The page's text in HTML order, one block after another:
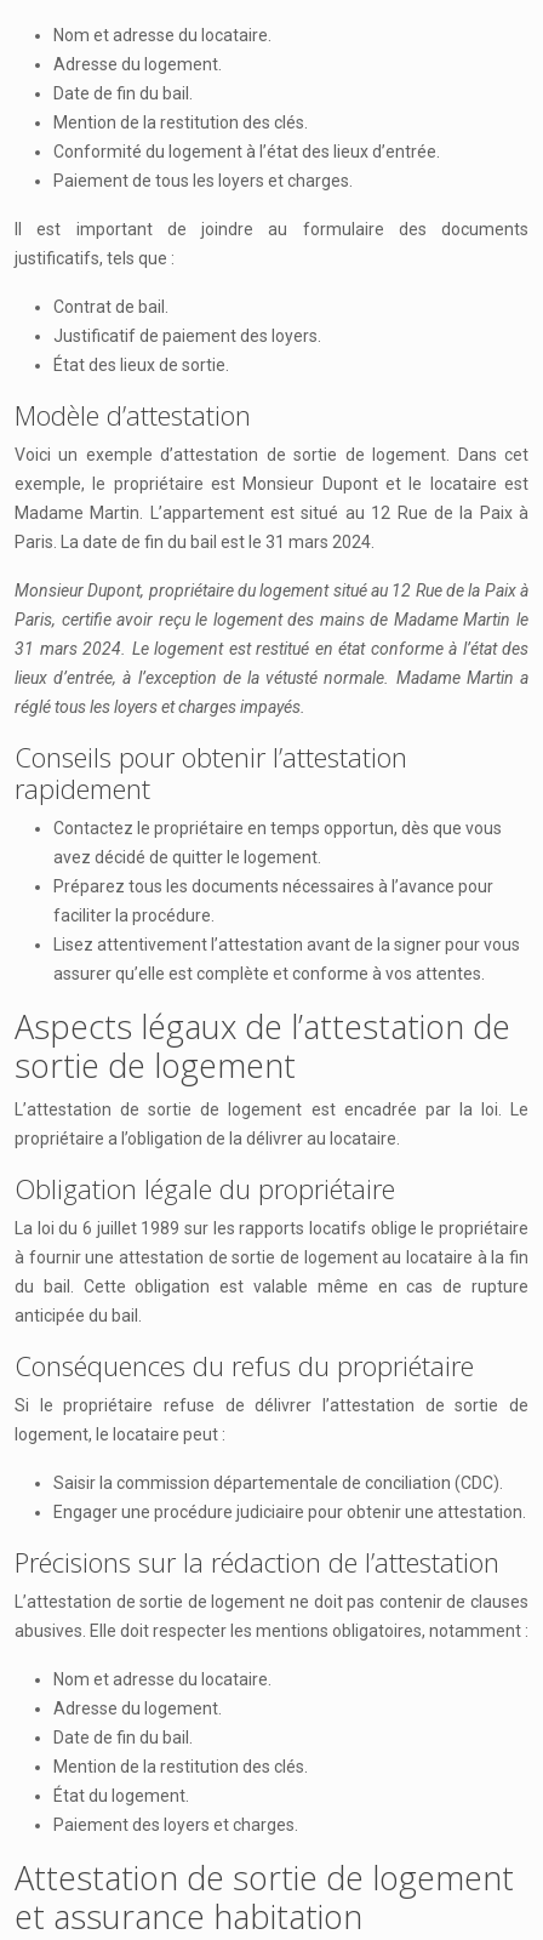
Nom et adresse du locataire.
Adresse du logement.
Date de fin du bail.
Mention de la restitution des clés.
Conformité du logement à l’état des lieux d’entrée.
Paiement de tous les loyers et charges.
Il est important de joindre au formulaire des documents
justificatifs, tels que :
Contrat de bail.
Justificatif de paiement des loyers.
État des lieux de sortie.
Modèle d’attestation
Voici un exemple d’attestation de sortie de logement. Dans cet
exemple, le propriétaire est Monsieur Dupont et le locataire est
Madame Martin. L’appartement est situé au 12 Rue de la Paix à
Paris. La date de fin du bail est le 31 mars 2024.
Monsieur Dupont, propriétaire du logement situé au 12 Rue de la Paix à
Paris, certifie avoir reçu le logement des mains de Madame Martin le
31 mars 2024. Le logement est restitué en état conforme à l’état des
lieux d’entrée, à l’exception de la vétusté normale. Madame Martin a
réglé tous les loyers et charges impayés.
Conseils pour obtenir l’attestation
rapidement
Contactez le propriétaire en temps opportun, dès que vous
avez décidé de quitter le logement.
Préparez tous les documents nécessaires à l’avance pour
faciliter la procédure.
Lisez attentivement l’attestation avant de la signer pour vous
assurer qu’elle est complète et conforme à vos attentes.
Aspects légaux de l’attestation de
sortie de logement
L’attestation de sortie de logement est encadrée par la loi. Le
propriétaire a l’obligation de la délivrer au locataire.
Obligation légale du propriétaire
La loi du 6 juillet 1989 sur les rapports locatifs oblige le propriétaire
à fournir une attestation de sortie de logement au locataire à la fin
du bail. Cette obligation est valable même en cas de rupture
anticipée du bail.
Conséquences du refus du propriétaire
Si le propriétaire refuse de délivrer l’attestation de sortie de
logement, le locataire peut :
Saisir la commission départementale de conciliation (CDC).
Engager une procédure judiciaire pour obtenir une attestation.
Précisions sur la rédaction de l’attestation
L’attestation de sortie de logement ne doit pas contenir de clauses
abusives. Elle doit respecter les mentions obligatoires, notamment :
Nom et adresse du locataire.
Adresse du logement.
Date de fin du bail.
Mention de la restitution des clés.
État du logement.
Paiement des loyers et charges.
Attestation de sortie de logement
et assurance habitation